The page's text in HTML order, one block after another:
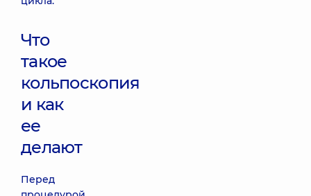
Что
такое
кольпоскопия
и как
ее
делают
Перед